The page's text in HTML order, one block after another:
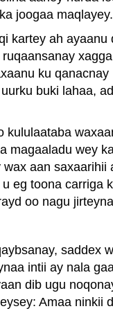
joogaa
kartey ah ayaanu
ku
buki lahaa,
kululaataba
magaaladu wey
aan saxaarihii
eg toona carriga
oo nagu
saddex
intii ay nala
dib ugu
Amaa ninkii